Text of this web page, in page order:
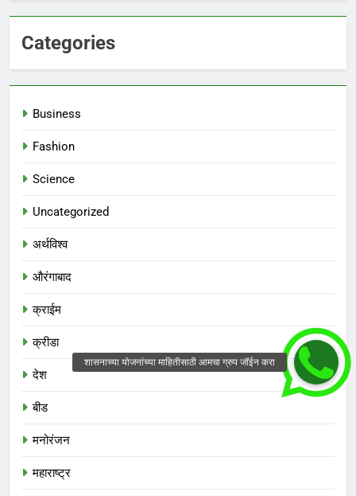
Categories
Business
Fashion
Science
Uncategorized
अर्थविश्व
औरंगाबाद
क्राईम
क्रीडा
देश
बीड
मनोरंजन
महाराष्ट्र